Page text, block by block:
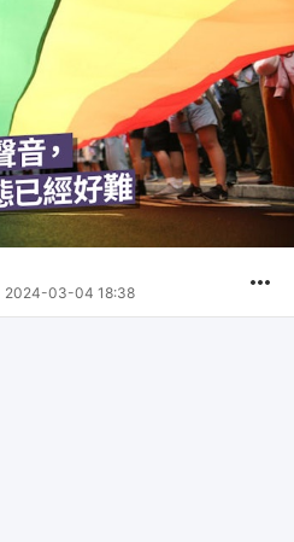
2024-03-04 18:38